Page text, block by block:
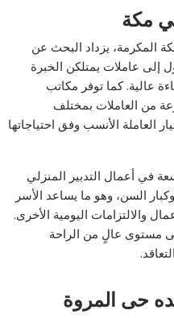
مكة
المكرمة، يزداد البحث عن
إلى عاملات يمتلكن الخبرة
عالية. كما توفر مكاتب
من العاملات بمختلف
العاملة الأنسب وفق احتياجاتها
في أعمال التدبير المنزلي
السن، وهو ما يساعد الأسر
والالتزامات اليومية الأخرى.
مستوى عالٍ من الراحة
حى المروة